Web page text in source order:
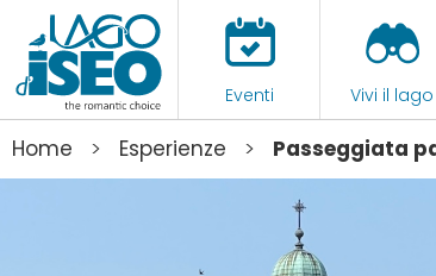
Eventi Vivi il lago
Home > Esperienze > Passeggiata